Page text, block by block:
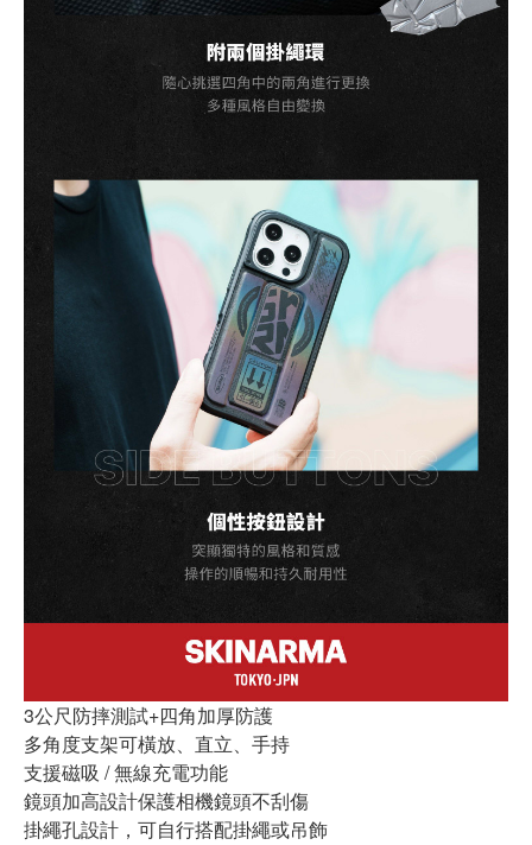
3公尺防摔測試+四角加厚防護
多角度支架可橫放、直立、手持
支援磁吸 / 無線充電功能
鏡頭加高設計保護相機鏡頭不刮傷
掛繩孔設計，可自行搭配掛繩或吊飾